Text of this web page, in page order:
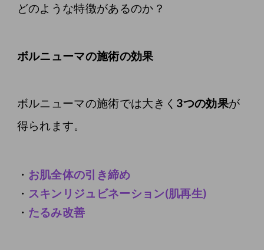
どのような特徴があるのか？
ボルニューマの施術の効果
ボルニューマの施術では大きく 3つの効果が
得られます。
お肌全体の引き締め
スキンリジュビネーション(肌再生)
たるみ改善